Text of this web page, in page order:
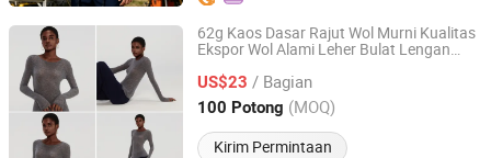
62g Kaos Dasar Rajut Wol Murni Kualitas
Ekspor Wol Alami Leher Bulat Lengan
US$23 / Bagian
100 Potong (MOQ)
Kirim Permintaan
Wfs Cashmere Industry Co., Ltd
Shandong, China Harga mulai 2025